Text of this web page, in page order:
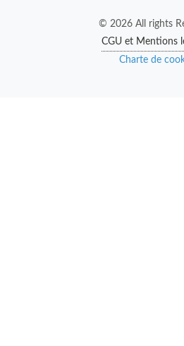
© 2026 All rights
CGU et Mentions
Charte de